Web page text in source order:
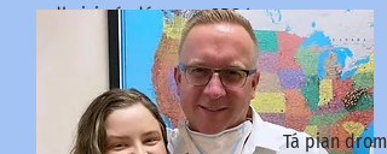
dhoiciméadú anseo SRS turasanseo.
Tá pian